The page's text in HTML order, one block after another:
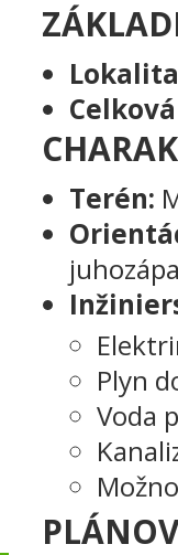
Terén:
Plyn
Voda